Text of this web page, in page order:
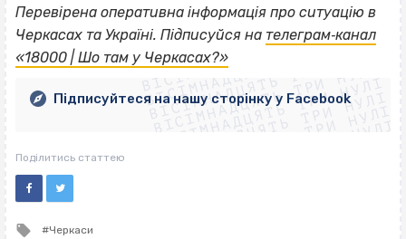
Перевірена оперативна інформація про ситуацію в
Черкасах та Україні. Підписуйся на телеграм‐канал
«18000 | Шо там у Черкасах?»ВІСІМНАДЦЯТЬ ТРИ НУЛІ
ВІСІМНАДЦЯТЬ ТРИ НУЛІ
ВІСІМНАДЦЯТЬ ТРИ НУЛІ
ВІСІМНАДЦЯТЬ ТРИ НУЛІ
ВІСІМНАДЦЯТЬ ТРИ НУЛІ
ВІСІМНАДЦЯТЬ ТРИ НУЛІ
ВІСІМНАДЦЯТЬ ТРИ НУЛІ
ВІСІМНАДЦЯТЬ ТРИ НУЛІ
Підписуйтеся на нашу сторінку у Facebook
Поділитись статтею
Tagged
Черкаси